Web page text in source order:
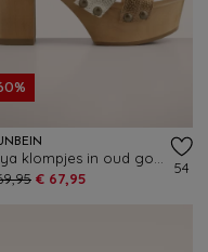
€ 67,95
54